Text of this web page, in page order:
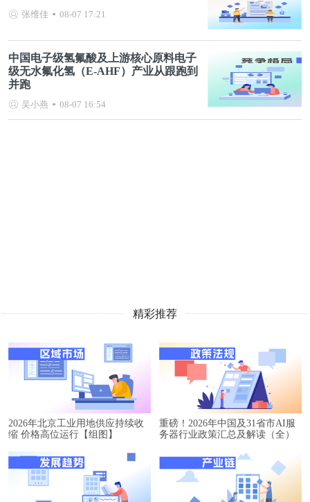
张维佳 08-07 17:21
中国电子级氢氟酸及上游核心原料电子
级无水氟化氢（E-AHF）产业从跟跑到
并跑
吴小燕 08-07 16:54
精彩推荐
2026年北京工业用地供应持续收
缩 价格高位运行【组图】
重磅！2026年中国及31省市AI服
务器行业政策汇总及解读（全）